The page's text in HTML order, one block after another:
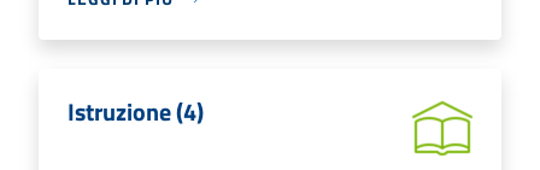
Istruzione (4)